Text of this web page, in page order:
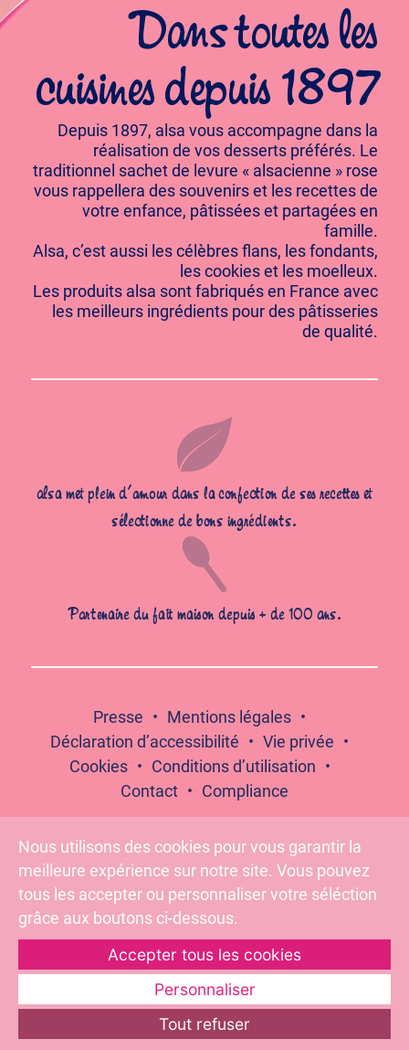
alsa met plein d’amour dans la confection de ses recettes et
sélectionne de bons ingrédients.
Partenaire du fait maison depuis + de 100 ans.
Dans toutes les
cuisines depuis 1897
Depuis 1897, alsa vous accompagne dans la
réalisation de vos desserts préférés. Le
traditionnel sachet de levure « alsacienne » rose
vous rappellera des souvenirs et les recettes de
votre enfance, pâtissées et partagées en
famille.
Alsa, c’est aussi les célèbres flans, les fondants,
les cookies et les moelleux.
Les produits alsa sont fabriqués en France avec
les meilleurs ingrédients pour des pâtisseries
de qualité.
Presse
Mentions légales
Déclaration d’accessibilité
Vie privée
Cookies
Conditions d’utilisation
Contact
Compliance
Pour votre santé, évitez de grignoter entre les repas –
www.mangerbouger.fr
Suivez-nous :
Nous utilisons des cookies pour vous garantir la
meilleure expérience sur notre site. Vous pouvez
tous les accepter ou personnaliser votre séléction
grâce aux boutons ci-dessous.
Accepter tous les cookies
Personnaliser
Tout refuser